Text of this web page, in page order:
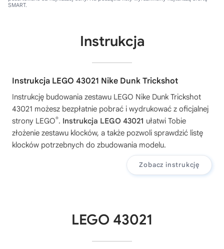
SMART.
Instrukcja
Instrukcja LEGO 43021 Nike Dunk Trickshot
Instrukcję budowania zestawu LEGO Nike Dunk Trickshot
43021 możesz bezpłatnie pobrać i wydrukować z oficjalnej
strony LEGO®. Instrukcja LEGO 43021 ułatwi Tobie
złożenie zestawu klocków, a także pozwoli sprawdzić listę
klocków potrzebnych do zbudowania modelu.
Zobacz instrukcję
LEGO 43021